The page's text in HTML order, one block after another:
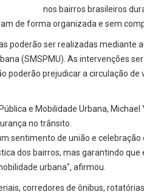
nos bairros brasileiros
de forma organizada e sem
poderão ser realizadas mediante
(SMSPMU). As intervenções
poderão prejudicar a circulação
e Mobilidade Urbana,
no trânsito.
sentimento de união e
dos bairros, mas garantindo
urbana", afirmou.
corredores de ônibus,